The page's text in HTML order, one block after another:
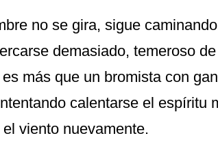
no se gira, sigue
demasiado, temeroso
más que un bromista con
calentarse el espíritu
viento nuevamente.